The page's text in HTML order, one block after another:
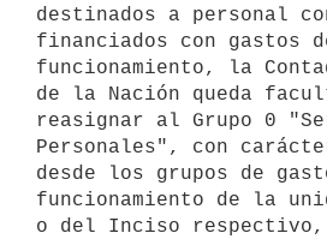
destinados a personal
financiados con gastos
funcionamiento, la
de la Nación queda
reasignar al Grupo 0
Personales", con
desde los grupos de
funcionamiento de la
o del Inciso respectivo,